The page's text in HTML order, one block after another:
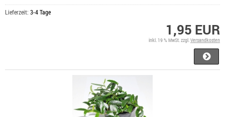
Lieferzeit: 3-4 Tage
1,95 EUR
inkl. 19 % MwSt. zzgl. Versandkosten